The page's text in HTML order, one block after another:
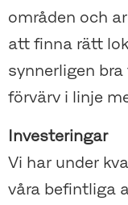
områden och
att finna rätt
synnerligen
förvärv i linje
Investeringar
Vi har under
våra befintliga